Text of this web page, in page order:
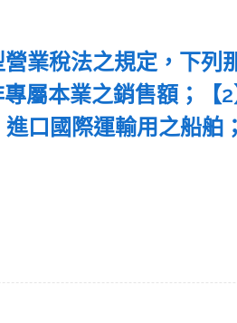
業稅法之規定，下列
屬本業之銷售額；【
口國際運輸用之船